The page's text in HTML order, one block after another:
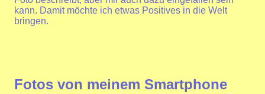
kann. Damit möchte ich etwas Positives in die Welt
bringen.
Fotos von meinem Smartphone